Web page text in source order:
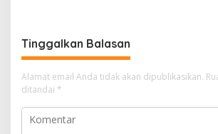
Tinggalkan Balasan
Alamat email Anda tidak akan dipublikasikan.
ditandai *